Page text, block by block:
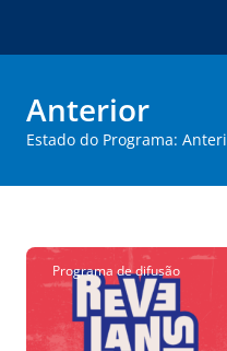
Anterior
Estado do Programa:
Programa de difusão